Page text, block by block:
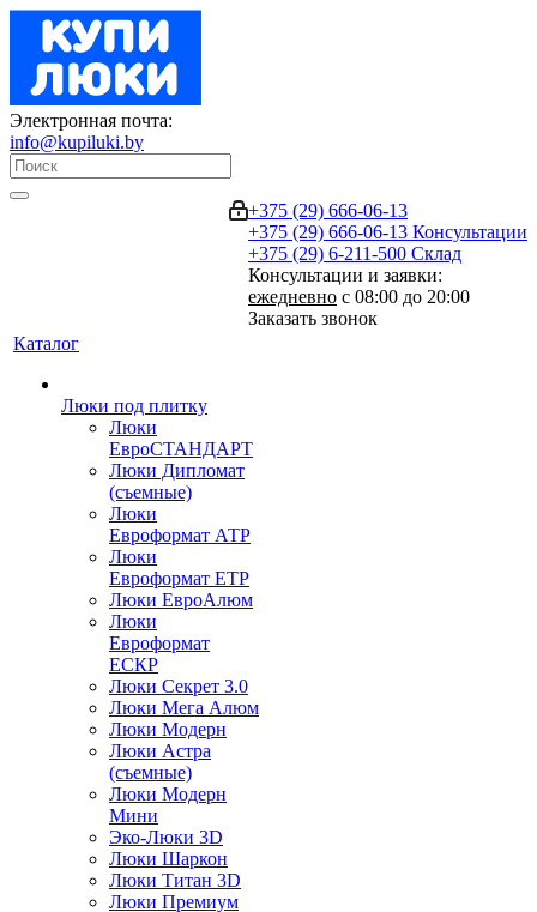
Электронная почта:
info@kupiluki.by
+375 (29) 666-06-13
+375 (29) 666-06-13 Консультации
+375 (29) 6-211-500 Склад
Консультации и заявки:
ежедневно с 08:00 до 20:00
Заказать звонок
Каталог
Люки под плитку
Люки
ЕвроСТАНДАРТ
Люки Дипломат
(съемные)
Люки
Евроформат АТР
Люки
Евроформат ЕТР
Люки ЕвроАлюм
Люки
Евроформат
ЕСКР
Люки Секрет 3.0
Люки Мега Алюм
Люки Модерн
Люки Астра
(съемные)
Люки Модерн
Мини
Эко-Люки 3D
Люки Шаркон
Люки Титан 3D
Люки Премиум